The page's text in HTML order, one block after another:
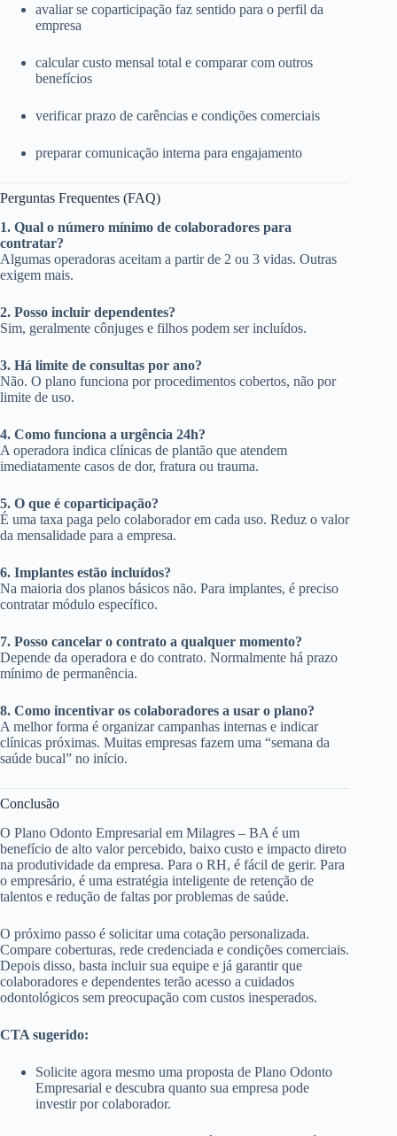
avaliar se coparticipação faz sentido para o perfil da
empresa
calcular custo mensal total e comparar com outros
benefícios
verificar prazo de carências e condições comerciais
preparar comunicação interna para engajamento
Perguntas Frequentes (FAQ)
1. Qual o número mínimo de colaboradores para
contratar?
Algumas operadoras aceitam a partir de 2 ou 3 vidas. Outras
exigem mais.
2. Posso incluir dependentes?
Sim, geralmente cônjuges e filhos podem ser incluídos.
3. Há limite de consultas por ano?
Não. O plano funciona por procedimentos cobertos, não por
limite de uso.
4. Como funciona a urgência 24h?
A operadora indica clínicas de plantão que atendem
imediatamente casos de dor, fratura ou trauma.
5. O que é coparticipação?
É uma taxa paga pelo colaborador em cada uso. Reduz o valor
da mensalidade para a empresa.
6. Implantes estão incluídos?
Na maioria dos planos básicos não. Para implantes, é preciso
contratar módulo específico.
7. Posso cancelar o contrato a qualquer momento?
Depende da operadora e do contrato. Normalmente há prazo
mínimo de permanência.
8. Como incentivar os colaboradores a usar o plano?
A melhor forma é organizar campanhas internas e indicar
clínicas próximas. Muitas empresas fazem uma “semana da
saúde bucal” no início.
Conclusão
O Plano Odonto Empresarial em Milagres – BA é um
benefício de alto valor percebido, baixo custo e impacto direto
na produtividade da empresa. Para o RH, é fácil de gerir. Para
o empresário, é uma estratégia inteligente de retenção de
talentos e redução de faltas por problemas de saúde.
O próximo passo é solicitar uma cotação personalizada.
Compare coberturas, rede credenciada e condições comerciais.
Depois disso, basta incluir sua equipe e já garantir que
colaboradores e dependentes terão acesso a cuidados
odontológicos sem preocupação com custos inesperados.
CTA sugerido:
Solicite agora mesmo uma proposta de Plano Odonto
Empresarial e descubra quanto sua empresa pode
investir por colaborador.